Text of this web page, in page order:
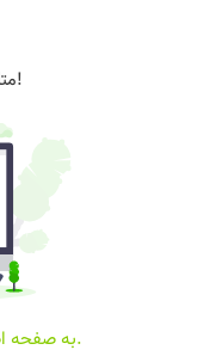
متاسفیم خطایی رخ داد!
به صفحه اصلی روان درمان مراجعه کنید.